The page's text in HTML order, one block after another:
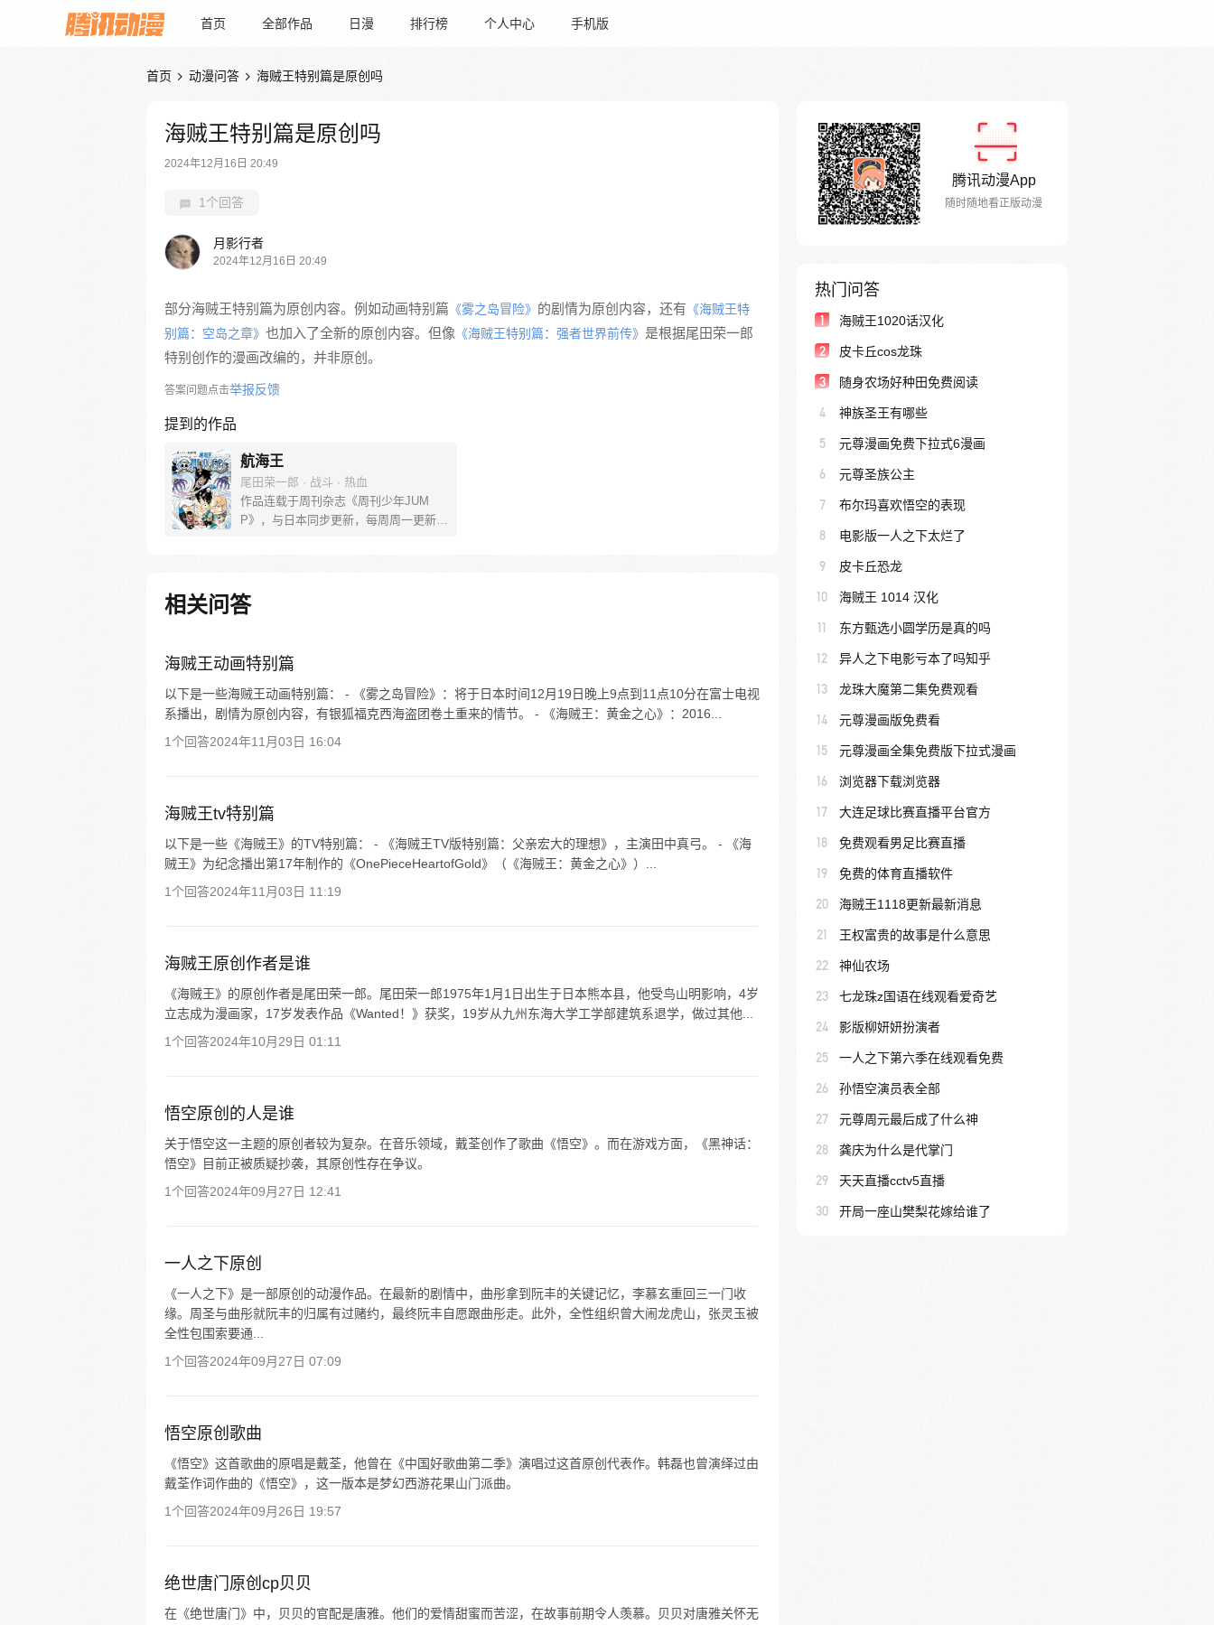
首页 全部作品 日漫 排行榜 个人中心 手机版
首页  动漫问答  海贼王特别篇是原创吗
海贼王特别篇是原创吗
2024年12月16日 20:49
1个回答
月影行者
2024年12月16日 20:49
部分海贼王特别篇为原创内容。例如动画特别篇 《雾之岛冒险》 的剧情为原创内容，还有 《海贼王特
别篇：空岛之章》 也加入了全新的原创内容。但像 《海贼王特别篇：强者世界前传》 是根据尾田荣一郎
特别创作的漫画改编的，并非原创。
答案问题点击举报反馈
提到的作品
航海王
尾田荣一郎 · 战斗 · 热血
作品连载于周刊杂志《周刊少年JUM
P》，与日本同步更新，每周周一更新。
子无法游泳的代价。十年后，路飞为实
现与因救他而断臂的杰克斯的约定而出
的冒险旅程！
相关问答
海贼王动画特别篇
以下是一些海贼王动画特别篇： - 《雾之岛冒险》：将于日本时间12月19日晚上9点到11点10分在富士电视
系播出，剧情为原创内容，有银狐福克西海盗团卷土重来的情节。 - 《海贼王：黄金之心》：2016...
1个回答2024年11月03日 16:04
海贼王tv特别篇
以下是一些《海贼王》的TV特别篇： - 《海贼王TV版特别篇：父亲宏大的理想》，主演田中真弓。 - 《海
贼王》为纪念播出第17年制作的《OnePieceHeartofGold》（《海贼王：黄金之心》）...
1个回答2024年11月03日 11:19
海贼王原创作者是谁
《海贼王》的原创作者是尾田荣一郎。尾田荣一郎1975年1月1日出生于日本熊本县，他受鸟山明影响，4岁
立志成为漫画家，17岁发表作品《Wanted！》获奖，19岁从九州东海大学工学部建筑系退学，做过其他...
1个回答2024年10月29日 01:11
悟空原创的人是谁
关于悟空这一主题的原创者较为复杂。在音乐领域，戴荃创作了歌曲《悟空》。而在游戏方面，《黑神话：
悟空》目前正被质疑抄袭，其原创性存在争议。
1个回答2024年09月27日 12:41
一人之下原创
《一人之下》是一部原创的动漫作品。在最新的剧情中，曲彤拿到阮丰的关键记忆，李慕玄重回三一门收
缘。周圣与曲彤就阮丰的归属有过赌约，最终阮丰自愿跟曲彤走。此外，全性组织曾大闹龙虎山，张灵玉被
全性包围索要通...
1个回答2024年09月27日 07:09
悟空原创歌曲
《悟空》这首歌曲的原唱是戴荃，他曾在《中国好歌曲第二季》演唱过这首原创代表作。韩磊也曾演绎过由
戴荃作词作曲的《悟空》，这一版本是梦幻西游花果山门派曲。
1个回答2024年09月26日 19:57
绝世唐门原创cp贝贝
在《绝世唐门》中，贝贝的官配是唐雅。他们的爱情甜蜜而苦涩，在故事前期令人羡慕。贝贝对唐雅关怀无
腾讯动漫App
随时随地看正版动漫
热门问答
1 海贼王1020话汉化
2 皮卡丘cos龙珠
3 随身农场好种田免费阅读
4 神族圣王有哪些
5 元尊漫画免费下拉式6漫画
6 元尊圣族公主
7 布尔玛喜欢悟空的表现
8 电影版一人之下太烂了
9 皮卡丘恐龙
10 海贼王 1014 汉化
11 东方甄选小圆学历是真的吗
12 异人之下电影亏本了吗知乎
13 龙珠大魔第二集免费观看
14 元尊漫画版免费看
15 元尊漫画全集免费版下拉式漫画
16 浏览器下载浏览器
17 大连足球比赛直播平台官方
18 免费观看男足比赛直播
19 免费的体育直播软件
20 海贼王1118更新最新消息
21 王权富贵的故事是什么意思
22 神仙农场
23 七龙珠z国语在线观看爱奇艺
24 影版柳妍妍扮演者
25 一人之下第六季在线观看免费
26 孙悟空演员表全部
27 元尊周元最后成了什么神
28 龚庆为什么是代掌门
29 天天直播cctv5直播
30 开局一座山樊梨花嫁给谁了